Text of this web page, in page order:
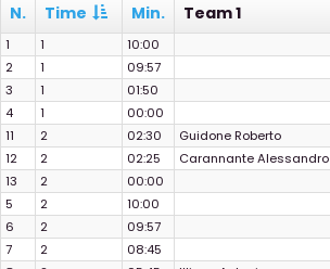
N. Time Min. Team 1
1 1 10:00
2
1 09:57
3
1 01:50
4
1 00:00
11
2 02:30 Guidone Roberto
12
2 02:25 Carannante Alessandro
13
2 00:00
5
2 10:00
6
2 09:57
7
2 08:45